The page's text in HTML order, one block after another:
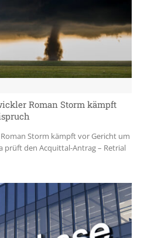
Roman Storm kämpft
Storm kämpft vor Gericht um
prüft den Acquittal-Antrag – Retrial